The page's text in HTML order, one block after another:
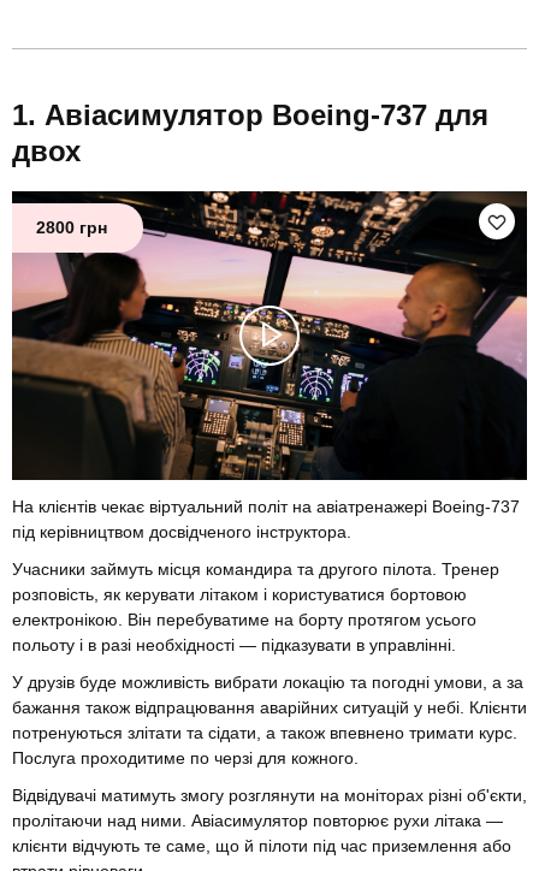
Авіасимулятор Boeing-737 для
двох
2800 грн
На клієнтів чекає віртуальний політ на авіатренажері Boeing-737
під керівництвом досвідченого інструктора.
Учасники займуть місця командира та другого пілота. Тренер
розповість, як керувати літаком і користуватися бортовою
електронікою. Він перебуватиме на борту протягом усього
польоту і в разі необхідності — підказувати в управлінні.
У друзів буде можливість вибрати локацію та погодні умови, а за
бажання також відпрацювання аварійних ситуацій у небі. Клієнти
потренуються злітати та сідати, а також впевнено тримати курс.
Послуга проходитиме по черзі для кожного.
Відвідувачі матимуть змогу розглянути на моніторах різні об'єкти,
пролітаючи над ними. Авіасимулятор повторює рухи літака —
клієнти відчують те саме, що й пілоти під час приземлення або